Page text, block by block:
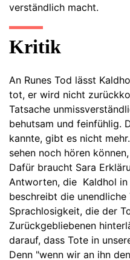
verständlich macht.
Kritik
An Runes Tod lässt
tot, er wird nicht
Tatsache
behutsam und feinfühlig.
kannte, gibt es nicht
sehen noch hören
Dafür braucht Sara
Antworten, die Kaldhol in
beschreibt die unendliche
Sprachlosigkeit, die der
Zurückgebliebenen
darauf, dass Tote in
Denn "wenn wir an ihn